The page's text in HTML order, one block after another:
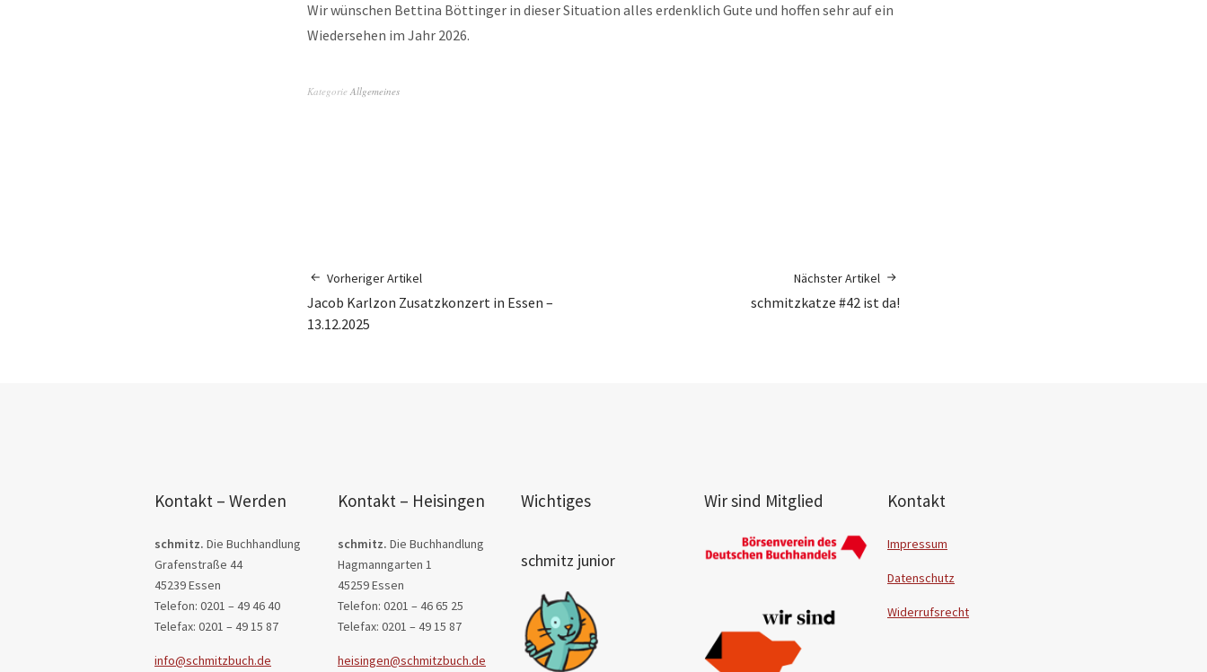
Wir wünschen Bettina Böttinger in dieser Situation alles erdenklich Gute und hoffen sehr auf ein
Wiedersehen im Jahr 2026.
Kategorie Allgemeines
Vorheriger Artikel
Jacob Karlzon Zusatzkonzert in Essen –
13.12.2025
Nächster Artikel
schmitzkatze #42 ist da!
Kontakt – Werden
schmitz. Die Buchhandlung
Grafenstraße 44
45239 Essen
Telefon: 0201 – 49 46 40
Telefax: 0201 – 49 15 87
info@schmitzbuch.de
Kontakt – Heisingen
schmitz. Die Buchhandlung
Hagmanngarten 1
45259 Essen
Telefon: 0201 – 46 65 25
Telefax: 0201 – 49 15 87
heisingen@schmitzbuch.de
Wichtiges
schmitz junior
Wir sind Mitglied Kontakt
Impressum
Datenschutz
Widerrufsrecht